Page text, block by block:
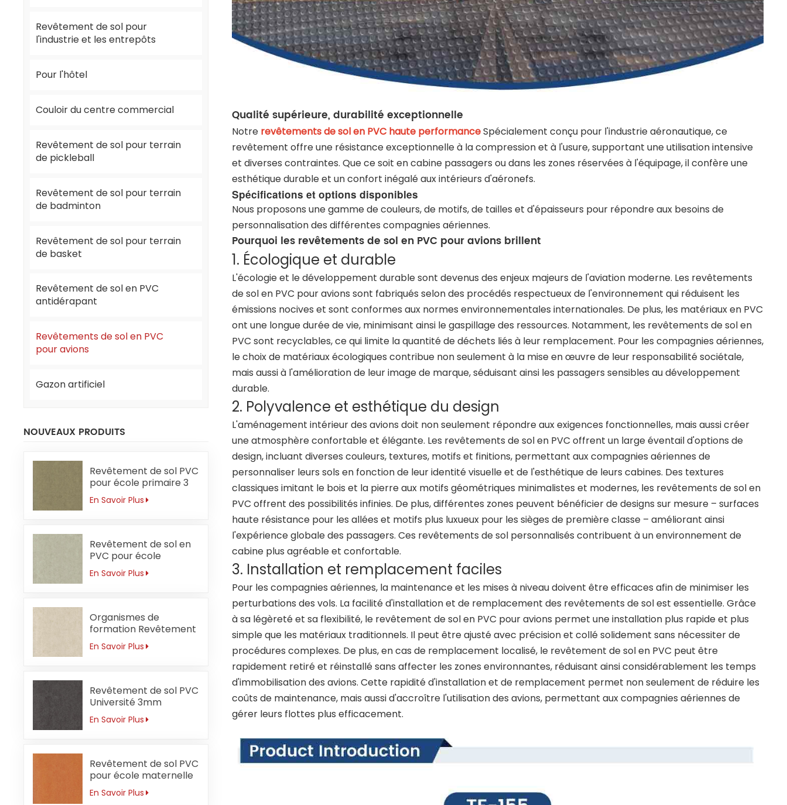
Revêtement de sol pour
l'industrie et les entrepôts
Pour l'hôtel
Couloir du centre commercial
Revêtement de sol pour terrain
de pickleball
Revêtement de sol pour terrain
de badminton
Revêtement de sol pour terrain
de basket
Revêtement de sol en PVC
antidérapant
Revêtements de sol en PVC
pour avions
Gazon artificiel
NOUVEAUX PRODUITS
Revêtement de sol PVC
pour école primaire 3
mm sans
formaldéhyde
En Savoir Plus
Revêtement de sol en
PVC pour école
primaire 3 mm
Résistant aux acides et
En Savoir Plus
Organismes de
formation Revêtement
de sol PVC 3mm
Antibactérien
En Savoir Plus
Revêtement de sol PVC
Université 3mm
Sécurité
En Savoir Plus
Revêtement de sol PVC
pour école maternelle
3 mm orange ignifuge
En Savoir Plus
Qualité supérieure, durabilité exceptionnelle
Notre revêtements de sol en PVC haute performanceSpécialement conçu pour l'industrie aéronautique, ce
revêtement offre une résistance exceptionnelle à la compression et à l'usure, supportant une utilisation intensive
et diverses contraintes. Que ce soit en cabine passagers ou dans les zones réservées à l'équipage, il confère une
esthétique durable et un confort inégalé aux intérieurs d'aéronefs.
Spécifications et options disponibles
Nous proposons une gamme de couleurs, de motifs, de tailles et d'épaisseurs pour répondre aux besoins de
personnalisation des différentes compagnies aériennes.
Pourquoi les revêtements de sol en PVC pour avions brillent
1. Écologique et durable
L'écologie et le développement durable sont devenus des enjeux majeurs de l'aviation moderne. Les revêtements
de sol en PVC pour avions sont fabriqués selon des procédés respectueux de l'environnement qui réduisent les
émissions nocives et sont conformes aux normes environnementales internationales. De plus, les matériaux en PVC
ont une longue durée de vie, minimisant ainsi le gaspillage des ressources. Notamment, les revêtements de sol en
PVC sont recyclables, ce qui limite la quantité de déchets liés à leur remplacement. Pour les compagnies aériennes,
le choix de matériaux écologiques contribue non seulement à la mise en œuvre de leur responsabilité sociétale,
mais aussi à l'amélioration de leur image de marque, séduisant ainsi les passagers sensibles au développement
durable.
2. Polyvalence et esthétique du design
L'aménagement intérieur des avions doit non seulement répondre aux exigences fonctionnelles, mais aussi créer
une atmosphère confortable et élégante. Les revêtements de sol en PVC offrent un large éventail d'options de
design, incluant diverses couleurs, textures, motifs et finitions, permettant aux compagnies aériennes de
personnaliser leurs sols en fonction de leur identité visuelle et de l'esthétique de leurs cabines. Des textures
classiques imitant le bois et la pierre aux motifs géométriques minimalistes et modernes, les revêtements de sol en
PVC offrent des possibilités infinies. De plus, différentes zones peuvent bénéficier de designs sur mesure – surfaces
haute résistance pour les allées et motifs plus luxueux pour les sièges de première classe – améliorant ainsi
l'expérience globale des passagers. Ces revêtements de sol personnalisés contribuent à un environnement de
cabine plus agréable et confortable.
3. Installation et remplacement faciles
Pour les compagnies aériennes, la maintenance et les mises à niveau doivent être efficaces afin de minimiser les
perturbations des vols. La facilité d'installation et de remplacement des revêtements de sol est essentielle. Grâce
à sa légèreté et sa flexibilité, le revêtement de sol en PVC pour avions permet une installation plus rapide et plus
simple que les matériaux traditionnels. Il peut être ajusté avec précision et collé solidement sans nécessiter de
procédures complexes. De plus, en cas de remplacement localisé, le revêtement de sol en PVC peut être
rapidement retiré et réinstallé sans affecter les zones environnantes, réduisant ainsi considérablement les temps
d'immobilisation des avions. Cette rapidité d'installation et de remplacement permet non seulement de réduire les
coûts de maintenance, mais aussi d'accroître l'utilisation des avions, permettant aux compagnies aériennes de
gérer leurs flottes plus efficacement.